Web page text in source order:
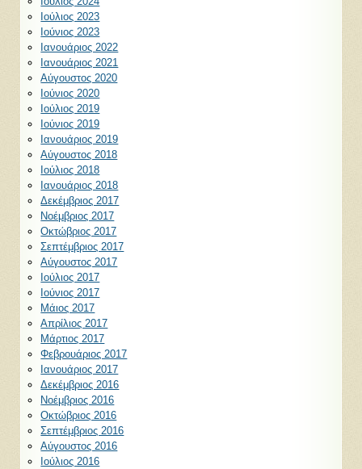
Ιούλιος 2023
Ιούνιος 2023
Ιανουάριος 2022
Ιανουάριος 2021
Αύγουστος 2020
Ιούνιος 2020
Ιούλιος 2019
Ιούνιος 2019
Ιανουάριος 2019
Αύγουστος 2018
Ιούλιος 2018
Ιανουάριος 2018
Δεκέμβριος 2017
Νοέμβριος 2017
Οκτώβριος 2017
Σεπτέμβριος 2017
Αύγουστος 2017
Ιούλιος 2017
Ιούνιος 2017
Μάιος 2017
Απρίλιος 2017
Μάρτιος 2017
Φεβρουάριος 2017
Ιανουάριος 2017
Δεκέμβριος 2016
Νοέμβριος 2016
Οκτώβριος 2016
Σεπτέμβριος 2016
Αύγουστος 2016
Ιούλιος 2016